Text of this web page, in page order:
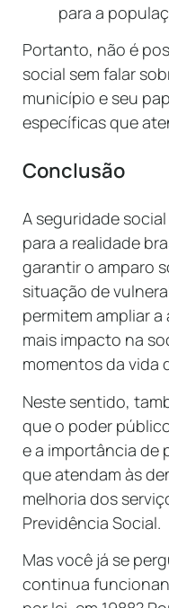
para a
Portanto, não é
social sem falar
município e seu
específicas que
Conclusão
A seguridade
para a realidade
garantir o amparo
situação de
permitem ampliar
mais impacto na
momentos da vida
Neste sentido,
que o poder
e a importância de
que atendam às
melhoria dos
Previdência Social.
Mas você já se
continua